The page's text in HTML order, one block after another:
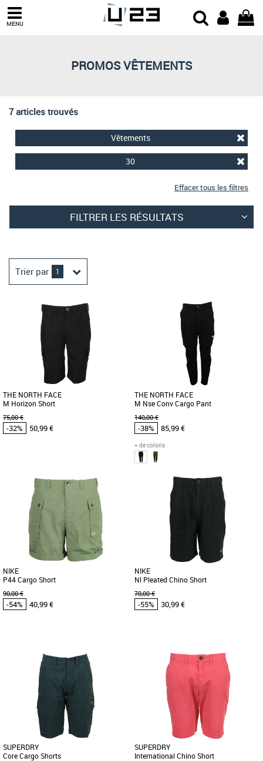
MENU
PROMOS VÊTEMENTS
7 articles trouvés
Vêtements
30
Effacer tous les filtres
FILTRER LES RÉSULTATS
Trier par 1
Trier par
Meilleures remises
THE NORTH FACE
M Horizon Short
75,00 €
-32% 50,99 €
34 36 38
Vêtements pas cher et Promos
Vêtements
Ce short léger et confortable vous
accompagnera dans toutes vos sorties
en montagne. Il possède de [...]
THE NORTH FACE
M Nse Conv Cargo Pant
140,00 €
-38% 85,99 €
+ de coloris
40
Vêtements pas cher et Promos
Ce pantalon polyvalent offre confort et
protection dans des conditions météo
changeantes. Léger [...]
NIKE
P44 Cargo Short
90,00 €
-54% 40,99 €
36 38
Vêtements pas cher et Promos
Confectionné dans une toile de coton
impeccable et présentant une coupe
d'inspiration militaire, ce [...]
NIKE
Nl Pleated Chino Short
70,00 €
-55% 30,99 €
36 38
Vêtements pas cher et Promos
Vêtements
Ce short chino plissé sur le devant est
conçu pour durer toute la vie. Sa coupe
décontractée offre [...]
SUPERDRY
Core Cargo Shorts
SUPERDRY
International Chino Short